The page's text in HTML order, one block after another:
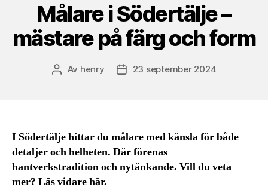
Målare i Södertälje –
mästare på färg och form
Inläggsförfattare
Av henry Inläggsdatum
23 september 2024
I Södertälje hittar du målare med känsla för både
detaljer och helheten. Där förenas
hantverkstradition och nytänkande. Vill du veta
mer? Läs vidare här.